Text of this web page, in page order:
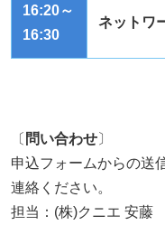
16:20～
16:30
ネットワ
〔 問い合わせ〕
申込フォームからの送
連絡ください。
担当： (株)クニエ 安藤